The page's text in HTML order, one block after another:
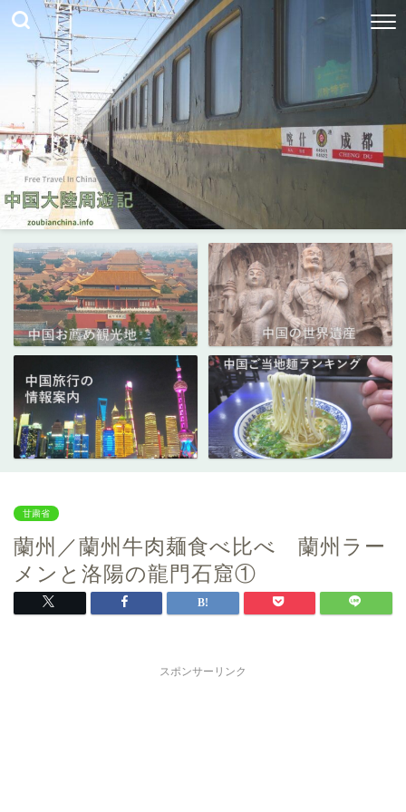
甘粛省
蘭州／蘭州牛肉麺食べ比べ 蘭州ラー
メンと洛陽の龍門石窟①
スポンサーリンク